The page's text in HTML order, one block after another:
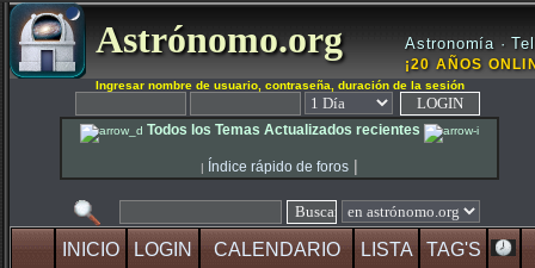
Astrónomo.org Astronomía ·
¡20 AÑOS
Ingresar nombre de usuario, contraseña, duración de la sesión
Todos los Temas Actualizados recientes
| Índice rápido de foros |
INICIO LOGIN CALENDARIO LISTA TAG'S